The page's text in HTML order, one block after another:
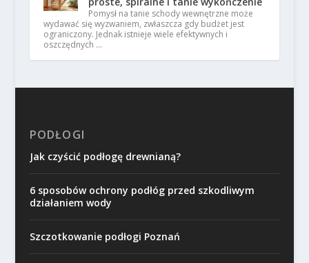
Pomysł na tanie schody wewnętrzne może
wydawać się wyzwaniem, zwłaszcza gdy budżet jest
ograniczony. Jednak istnieje wiele efektywnych i
oszczędnych …
PODŁOGI
Jak czyścić podłogę drewnianą?
6 sposobów ochrony podłóg przed szkodliwym
działaniem wody
Szczotkowanie podłogi Poznań